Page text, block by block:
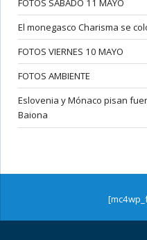
El monegasco Charisma se
FOTOS VIERNES 10 MAYO
FOTOS AMBIENTE
Eslovenia y Mónaco pisan
Baiona